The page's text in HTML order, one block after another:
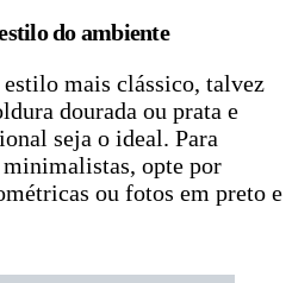
do ambiente
estilo mais clássico, talvez
dourada ou prata e
seja o ideal. Para
opte por
ou fotos em preto e